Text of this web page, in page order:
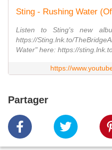
Sting - Rushing Water
Listen to Sting's new
https://Sting.lnk.to/
Water" here: https://
https://
Partager